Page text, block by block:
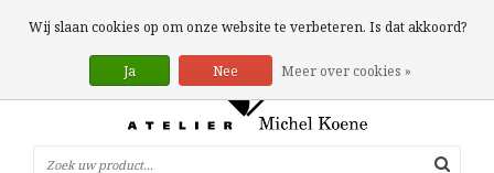
0 Artikelen
Wij slaan cookies op om onze website te verbeteren. Is dat akkoord?
Ja Nee Meer over cookies »